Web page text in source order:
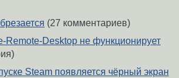
(27 комментариев)
Remote-Desktop не функционирует
Steam появляется чёрный экран